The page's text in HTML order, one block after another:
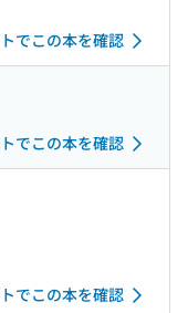
でこの本を確認
でこの本を確認
でこの本を確認